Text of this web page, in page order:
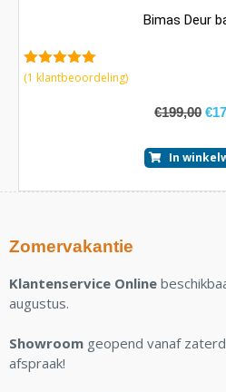
Bimas Deur
5.00van 5
(1 klantbeoordeling)
€199,00 €
In
Zomervakantie
Klantenservice Online
augustus.
Showroom geopend vanaf
afspraak!